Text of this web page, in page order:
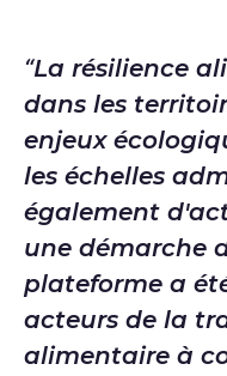
La résilience
dans les
enjeux
les échelles
également
une démarche
plateforme a
acteurs de la
alimentaire à